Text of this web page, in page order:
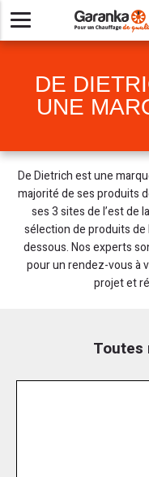
Installation
DE
UNE
De Dietrich est une
majorité de ses produits
ses 3 sites de l’est de
sélection de produits de
dessous. Nos experts
pour un rendez-vous à
projet et
Toutes